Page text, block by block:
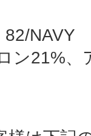
NAVY
ン21%、